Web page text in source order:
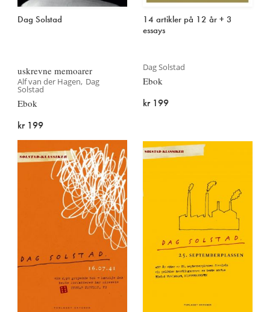
Dag Solstad
uskrevne memoarer
Alf van der Hagen Dag
Solstad
Ebok
kr 199
14 artikler på 12 år + 3
essays
Dag Solstad
Ebok
kr 199